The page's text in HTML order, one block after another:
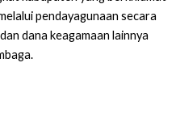
pendayagunaan secara
dana keagamaan lainnya